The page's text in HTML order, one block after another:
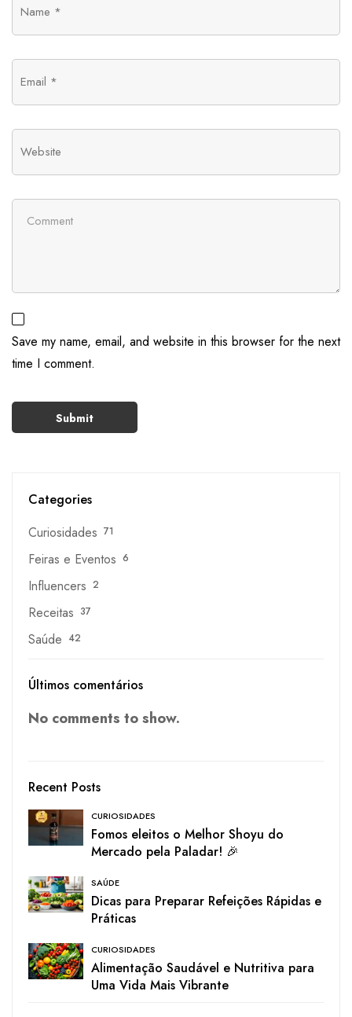
Save my name, email, and website in this browser for the next
time I comment.
Categories
Curiosidades 71
Feiras e Eventos 6
Influencers 2
Receitas 37
Saúde 42
Últimos comentários
No comments to show.
Recent Posts
CURIOSIDADES
Fomos eleitos o Melhor Shoyu do
Mercado pela Paladar! 🎉
SAÚDE
Dicas para Preparar Refeições Rápidas e
Práticas
CURIOSIDADES
Alimentação Saudável e Nutritiva para
Uma Vida Mais Vibrante